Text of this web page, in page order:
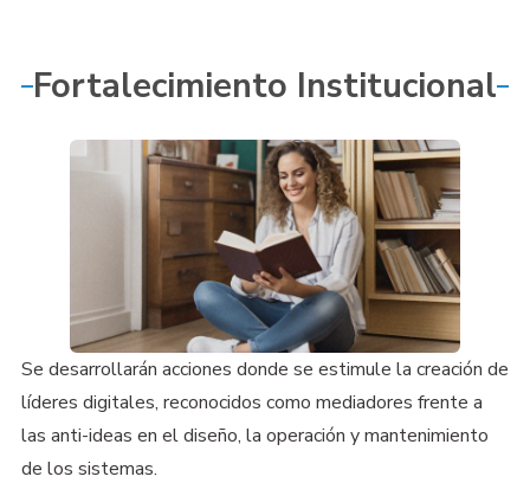
Fortalecimiento Institucional
Se desarrollarán acciones donde se estimule la creación de
líderes digitales, reconocidos como mediadores frente a
las anti-ideas en el diseño, la operación y mantenimiento
de los sistemas.